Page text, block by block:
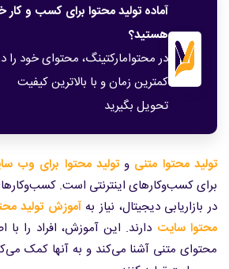
آماده تولید محتوا برای کسب و کار
هستید؟
در محتوامارکتینگ، محتوای خود را
کمترین زمان و با بالاترین کیفیت
تحویل بگیرید
تولید محتوا متنی وتولید محتوا برای وب
برای کسب‌وکارهای اینترنتی است.
در بازاریابی دیجیتال، نیاز بهآموزش تولید
محتوا سایت دارند. این آموزش، افراد را
محتوای متنی آشنا می‌کند و به آنها کمک